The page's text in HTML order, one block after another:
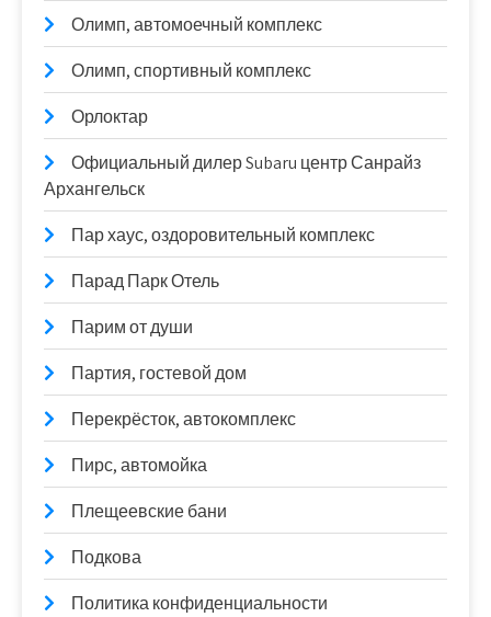
Олимп, автомоечный комплекс
Олимп, спортивный комплекс
Орлоктар
Официальный дилер Subaru центр Санрайз
Архангельск
Пар хаус, оздоровительный комплекс
Парад Парк Отель
Парим от души
Партия, гостевой дом
Перекрёсток, автокомплекс
Пирс, автомойка
Плещеевские бани
Подкова
Политика конфиденциальности